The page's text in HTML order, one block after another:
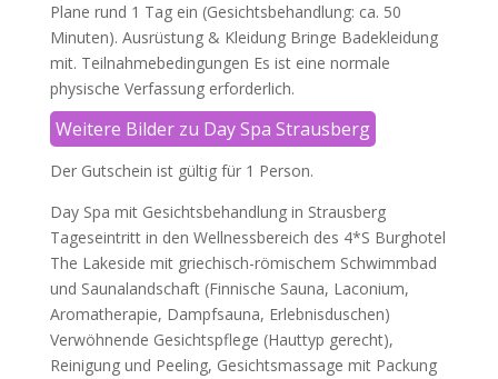
Plane rund 1 Tag ein (Gesichtsbehandlung: ca. 50
Minuten). Ausrüstung & Kleidung Bringe Badekleidung
mit. Teilnahmebedingungen Es ist eine normale
physische Verfassung erforderlich.
Weitere Bilder zu Day Spa Strausberg
Der Gutschein ist gültig für 1 Person.
Day Spa mit Gesichtsbehandlung in Strausberg
Tageseintritt in den Wellnessbereich des 4*S Burghotel
The Lakeside mit griechisch-römischem Schwimmbad
und Saunalandschaft (Finnische Sauna, Laconium,
Aromatherapie, Dampfsauna, Erlebnisduschen)
Verwöhnende Gesichtspflege (Hauttyp gerecht),
Reinigung und Peeling, Gesichtsmassage mit Packung